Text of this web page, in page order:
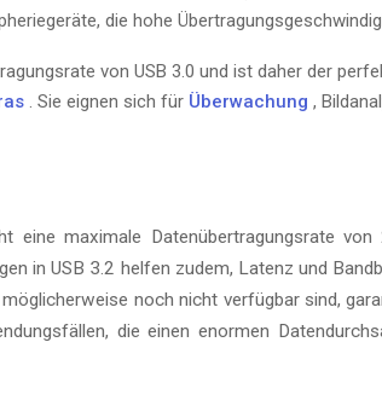
die hohe
von USB 3.0 und ist daher der
. Sie eignen sich für Überwachung ,
eine maximale Datenübertragungsrate
in USB 3.2 helfen zudem, Latenz und
noch nicht verfügbar sind,
die einen enormen